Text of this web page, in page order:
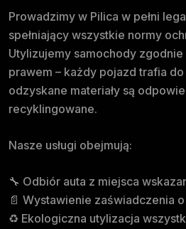
Prowadzimy w Pilica w pełni
spełniający wszystkie normy
Utylizujemy samochody
prawem – każdy pojazd trafia
odzyskane materiały są
recyklingowane.
Nasze usługi obejmują:
🔧 Odbiór auta z miejsca
📄 Wystawienie zaświadczenia
♻️ Ekologiczna utylizacja